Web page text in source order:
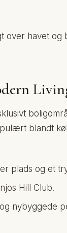
over havet
blandt
plads og et
Hill Club.
nybyggede